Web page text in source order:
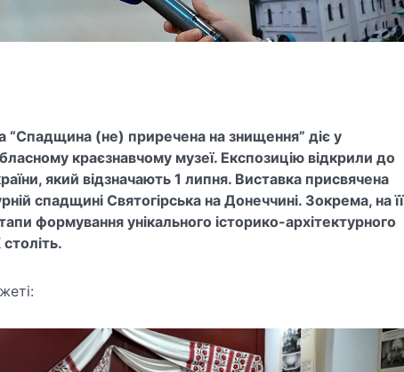
“Спадщина (не) приречена на знищення” діє у
краєзнавчому музеї. Експозицію відкрили до
який відзначають 1 липня. Виставка присвячена
спадщині Святогірська на Донеччині. Зокрема, на її
формування унікального історико-архітектурного